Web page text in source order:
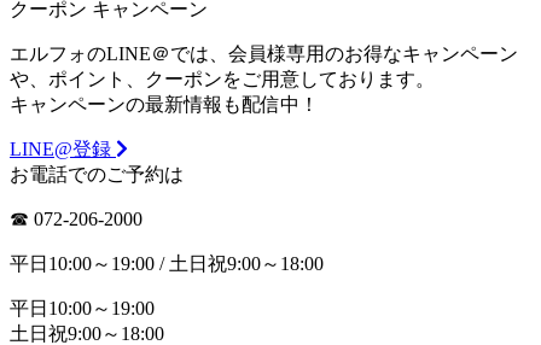
クーポン キャンペーン
エルフォのLINE＠では、会員様専用のお得なキャンペーン
や、ポイント、クーポンをご用意しております。
キャンペーンの最新情報も配信中！
LINE@登録
お電話でのご予約は
☎︎ 072-206-2000
平日10:00～19:00 / 土日祝9:00～18:00
平日10:00～19:00
土日祝9:00～18:00